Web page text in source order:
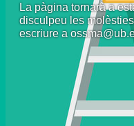
La pàgina tornarà a
disculpeu les
escriure a